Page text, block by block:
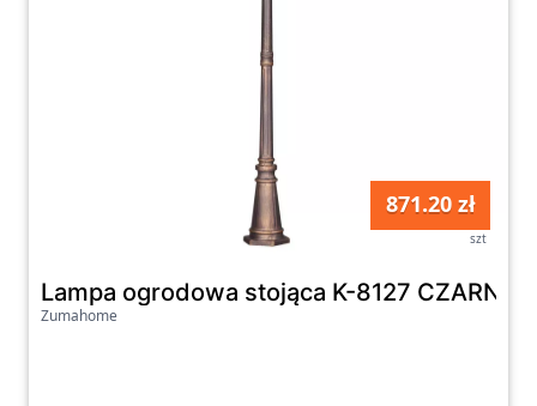
871.20 zł
szt
Lampa ogrodowa stojąca K-8127 CZARNY/
Zumahome